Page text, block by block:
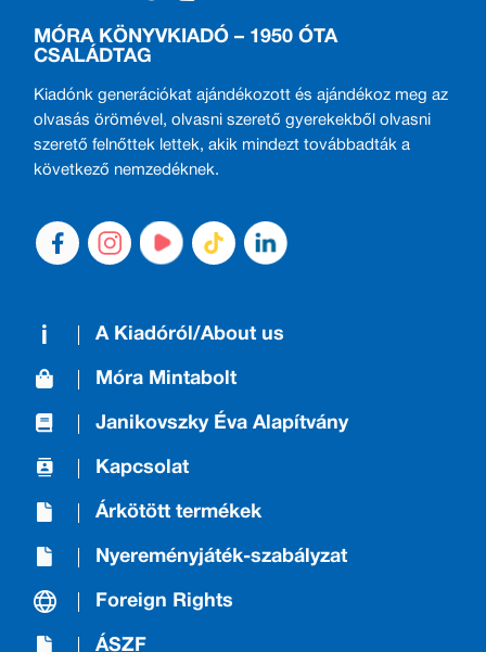
MÓRA KÖNYVKIADÓ – 1950 ÓTA
CSALÁDTAG
Kiadónk generációkat ajándékozott és ajándékoz meg az
olvasás örömével, olvasni szerető gyerekekből olvasni
szerető felnőttek lettek, akik mindezt továbbadták a
következő nemzedéknek.
A Kiadóról/About us
Móra Mintabolt
Janikovszky Éva Alapítvány
Kapcsolat
Árkötött termékek
Nyereményjáték-szabályzat
Foreign Rights
ÁSZF